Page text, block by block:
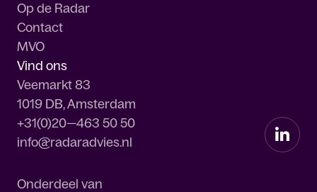
Op de Radar
Contact
MVO
Vind ons
Veemarkt 83
1019 DB, Amsterdam
+31(0)20—463 50 50
info@radaradvies.nl
Onderdeel van